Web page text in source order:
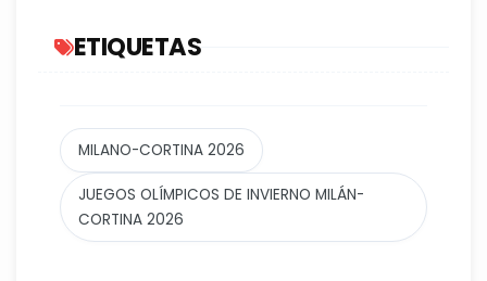
ETIQUETAS
MILANO-CORTINA 2026
JUEGOS OLÍMPICOS DE INVIERNO MILÁN-
CORTINA 2026